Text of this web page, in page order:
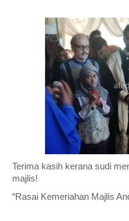
Terima kasih kerana sudi
majlis!
“Rasai Kemeriahan Majlis